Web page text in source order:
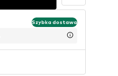
Szybka dostawa